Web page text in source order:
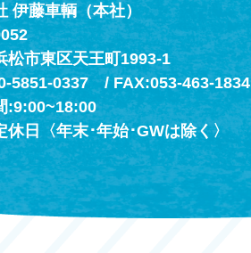
伊藤車輌（本社）
松市東区天王町1993-1
5851-0337 / FAX:053-463-1834
:9:00~18:00
休日〈年末･年始･GWは除く〉